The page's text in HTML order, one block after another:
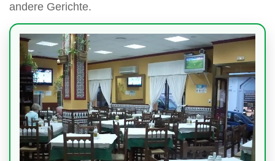
andere Gerichte.